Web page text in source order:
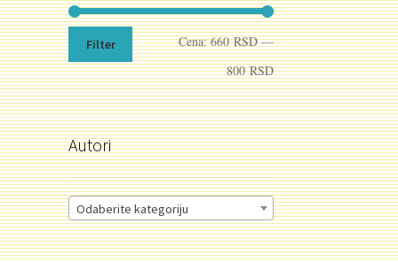
Minimalna
cena
Maksimalna
cena
Filter Cena:660 RSD—
800 RSD
Autori
Odaberite kategoriju